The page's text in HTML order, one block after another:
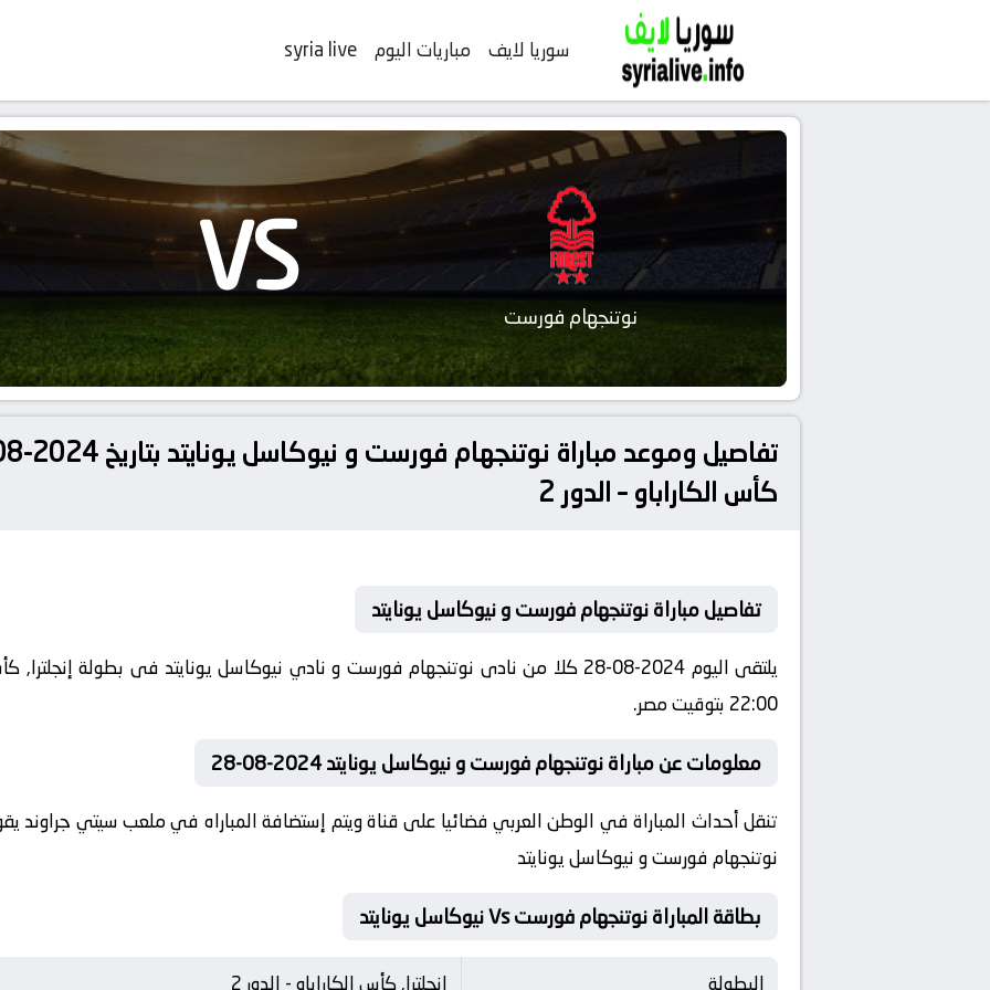
سوريا لايف مباريات اليوم syria live
نوتنجهام فورست VS
كأس الكاراباو – الدور 2
تفاصيل مباراة نوتنجهام فورست و نيوكاسل يونايتد
22:00 بتوقيت مصر.
معلومات عن مباراة نوتنجهام فورست و نيوكاسل يونايتد 2024-08-28
تنقل أحداث المباراة في الوطن العربي فضائيا على قناة ويتم إستضافة المباراه في ملعب سيتي جراوند
نوتنجهام فورست و نيوكاسل يونايتد
بطاقة المباراة نوتنجهام فورست Vs نيوكاسل يونايتد
البطولة إنجلترا, كأس الكاراباو - الدور 2